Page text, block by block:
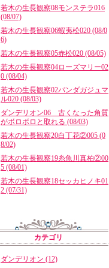
若木の生長観察08モンステラ016
(08/07)
若木の生長観察06蝦夷松020 (08/0
6)
若木の生長観察05赤松020 (08/05)
若木の生長観察04ローズマリー02
0 (08/04)
若木の生長観察02パンダガジュマ
ル020 (08/03)
ダンデリオン06 古くなった角質
がボロボロと取れる (08/03)
若木の生長観察20白丁花②005 (0
8/02)
若木の生長観察19糸魚川真柏②00
5 (08/01)
若木の生長観察18セッカヒノキ01
2 (07/31)
カテゴリ
ダンデリオン (12)